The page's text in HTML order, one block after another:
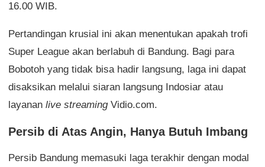
16.00 WIB.
Pertandingan krusial ini akan menentukan apakah trofi
Super League akan berlabuh di Bandung. Bagi para
Bobotoh yang tidak bisa hadir langsung, laga ini dapat
disaksikan melalui siaran langsung Indosiar atau
layanan live streamingVidio.com.
Persib di Atas Angin, Hanya Butuh Imbang
Persib Bandung memasuki laga terakhir dengan modal